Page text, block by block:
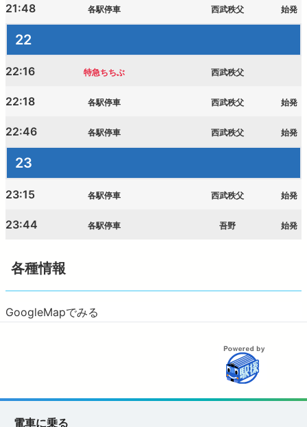
21:48 各駅停車 西武秩父 始発
22
22:16 特急ちちぶ 西武秩父
22:18 各駅停車 西武秩父 始発
22:46 各駅停車 西武秩父 始発
23
23:15 各駅停車 西武秩父 始発
23:44 各駅停車 吾野 始発
各種情報
GoogleMapでみる
電車に乗る